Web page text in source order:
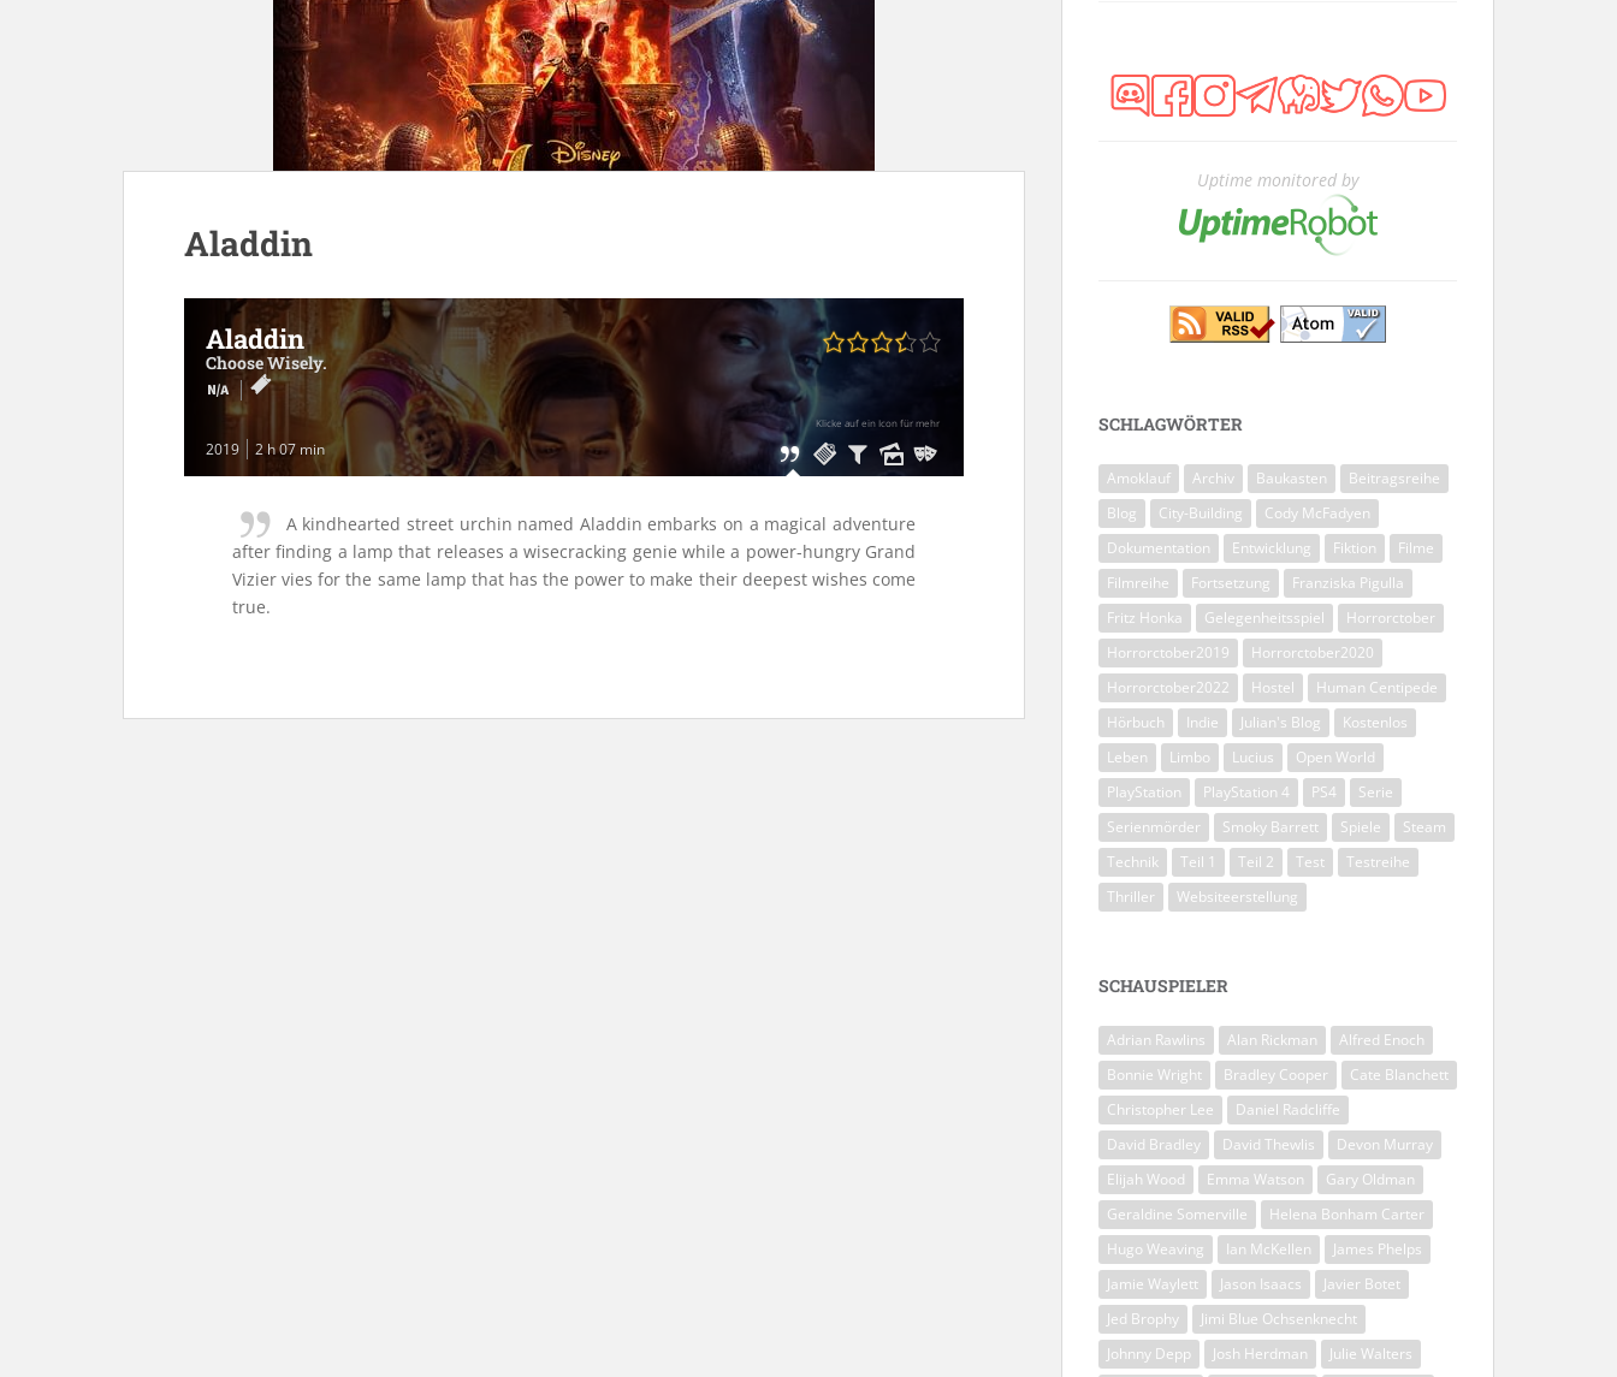
Aladdin
Aladdin
Choose Wisely.
2019 2 h 07 min
Klicke auf ein Icon für mehr
A kindhearted street urchin named Aladdin embarks on a magical adventure
after finding a lamp that releases a wisecracking genie while a power-hungry Grand
Vizier vies for the same lamp that has the power to make their deepest wishes come
true.
Uptime monitored by
SCHLAGWÖRTER
Amoklauf Archiv Baukasten
Beitragsreihe
Blog
City-Building
Cody McFadyen
Dokumentation
Entwicklung Fiktion
Filme
Filmreihe
Fortsetzung
Franziska Pigulla
Fritz Honka
Gelegenheitsspiel
Horrorctober
Horrorctober2019
Horrorctober2020
Horrorctober2022
Hostel
Human Centipede
Hörbuch
Indie Julian's Blog
Kostenlos
Leben
Limbo Lucius
Open World
PlayStation
PlayStation 4 PS4
Serie
Serienmörder
Smoky Barrett Spiele
Steam
Technik
Teil 1 Teil 2 Test
Testreihe
Thriller
Websiteerstellung
SCHAUSPIELER
Adrian Rawlins Alan Rickman
Alfred Enoch
Bonnie Wright
Bradley Cooper
Cate Blanchett
Christopher Lee
Daniel Radcliffe
David Bradley
David Thewlis
Devon Murray
Elijah Wood
Emma Watson
Gary Oldman
Geraldine Somerville
Helena Bonham Carter
Hugo Weaving
Ian McKellen
James Phelps
Jamie Waylett
Jason Isaacs
Javier Botet
Jed Brophy
Jimi Blue Ochsenknecht
Johnny Depp
Josh Herdman
Julie Walters